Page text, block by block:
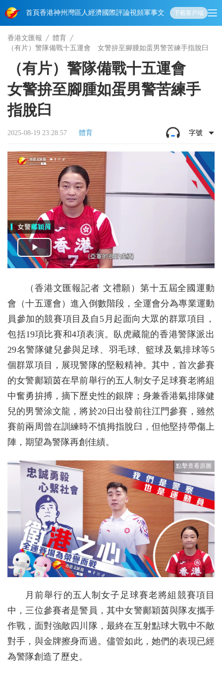
首頁香港神州 灣區人經濟國際評論視頻軍事文化 娛樂生活教育體
下載客戶端
香港文匯報
體育
（有片）警隊備戰十五運會 女警拚至腳腫如蛋男警苦練手指脫臼
（有片）警隊備戰十五運會
女警拚至腳腫如蛋男警苦練手
指脫臼
2025-08-19 23:28:57 體育 字號
（香港文匯報記者 文禮願）第十五屆全國運動
會（十五運會）進入倒數階段，全運會分為專業運動
員參加的競賽項目及自5月起面向大眾的群眾項目，
包括19項比賽和4項表演。臥虎藏龍的香港警隊派出
29名警隊健兒參與足球、羽毛球、籃球及氣排球等5
個群眾項目，展現警隊的堅毅精神。其中，首次參賽
的女警鄺穎茵在早前舉行的五人制女子足球賽老將組
中奮勇拚搏，摘下歷史性的銀牌；身兼香港氣排隊健
兒的男警涂文龍，將於20日出發前往江門參賽，雖然
賽前兩周曾在訓練時不慎拇指脫臼，但他堅持帶傷上
陣，期望為警隊再創佳績。
月前舉行的五人制女子足球賽老將組競賽項目
中，三位參賽者是警員，其中女警鄺穎茵與隊友攜手
作戰，面對強敵四川隊，最終在互射點球大戰中不敵
對手，與金牌擦身而過。儘管如此，她們的表現已經
為警隊創造了歷史。